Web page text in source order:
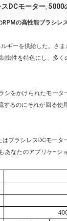
DCモーター, 5000
の高性能ブラシレ
ギーを供給した。さ
御性を特色にし、多
シをかけられたモー
るのにそれが回る
ブラシレスDCモー
あなたのアプリケ−